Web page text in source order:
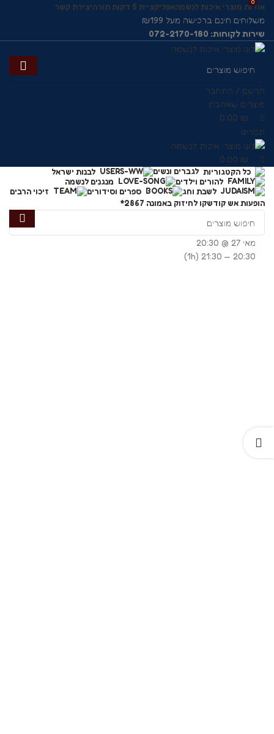
אודות מוצרי איכות לנשמהאפליקציית 5 דקות תורה יצירת קשר
משלוחים חינם ברכישה מעל ₪199
שירות לקוחות: 072-2170-180
הרשם / התחבר
מוצרים שאהבתי
0
0.00 ₪
תפריט
0
0.00 ₪
כל הקטגוריות לגברים ונשים
לבנות ישראל
להורים וילדים
מנגנים לנשמה
לשבת וחג
ספרים וסידורים
זיכוי הרבים
הופעות אש קודשקו לחיזוק באמונה 2867*
מאי 27 @ 20:30
20:30 — 21:30
(1h)